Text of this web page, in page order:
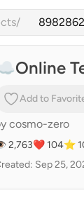
Add to
cosmo-zero
2,763❤️ 104⭐
Sep 25,